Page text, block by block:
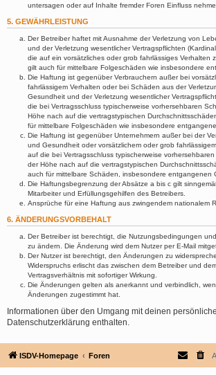
untersagen oder auf Inhalte fremder Foren Einfluss
5. GEWÄHRLEISTUNG
Der Betreiber haftet mit Ausnahme der Verletzung von
und der Verletzung wesentlicher Vertragspflichten
die auf ein vorsätzliches oder grob fahrlässiges Verhalten
gilt auch für mittelbare Folgeschäden wie insbesondere
Die Haftung ist gegenüber Verbrauchern außer bei
fahrlässigem Verhalten oder bei Schäden aus der
Gesundheit und der Verletzung wesentlicher
die bei Vertragsschluss typischerweise vorhersehbaren
Höhe nach auf die vertragstypischen
für mittelbare Folgeschäden wie insbesondere
Die Haftung ist gegenüber Unternehmern außer bei der
und Gesundheit oder vorsätzlichem oder grob
auf die bei Vertragsschluss typischerweise
der Höhe nach auf die vertragstypischen
auch für mittelbare Schäden, insbesondere entgangenen
Die Haftungsbegrenzung der Absätze a bis c gilt
Mitarbeiter und Erfüllungsgehilfen des Betreibers.
Ansprüche für eine Haftung aus zwingendem nationalem
6. ÄNDERUNGSVORBEHALT
Der Betreiber ist berechtigt, die Nutzungsbedingungen
zu ändern. Die Änderung wird dem Nutzer per E-Mail
Der Nutzer ist berechtigt, den Änderungen zu
Widerspruchs erlischt das zwischen dem Betreiber und
Vertragsverhältnis mit sofortiger Wirkung.
Die Änderungen gelten als anerkannt und verbindlich,
Änderungen zugestimmt hat.
Informationen über den Umgang mit deinen
Datenschutzerklärung enthalten.
ISDV-Homepage Foren